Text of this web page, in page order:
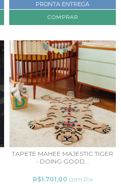
PRONTA ENTREGA
TAPETE MAHEE MAJESTIC TIGER
- DOING GOOD...
R$1.701,00 com Pix